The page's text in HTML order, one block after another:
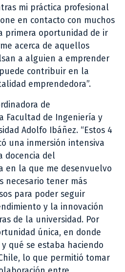
mi práctica profesional
en contacto con muchos
primera oportunidad de ir
acerca de aquellos
a alguien a emprender
contribuir en la
emprendedora”.
de
Facultad de Ingeniería y
Adolfo Ibáñez. “Estos 4
una inmersión intensiva
docencia del
en la que me desenvuelvo
necesario tener más
para poder seguir
y la innovación
de la universidad. Por
única, en donde
qué se estaba haciendo
lo que permitió tomar